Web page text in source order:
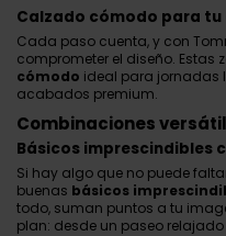
Calzado cómodo para tu
Cada paso cuenta, y con
comprometer el diseño. Estas
cómodo ideal para jornadas
acabados premium.
Combinaciones
Básicos imprescindibles
Si hay algo que no puede
buenas básicos
todo, suman puntos a tu
plan: desde un paseo